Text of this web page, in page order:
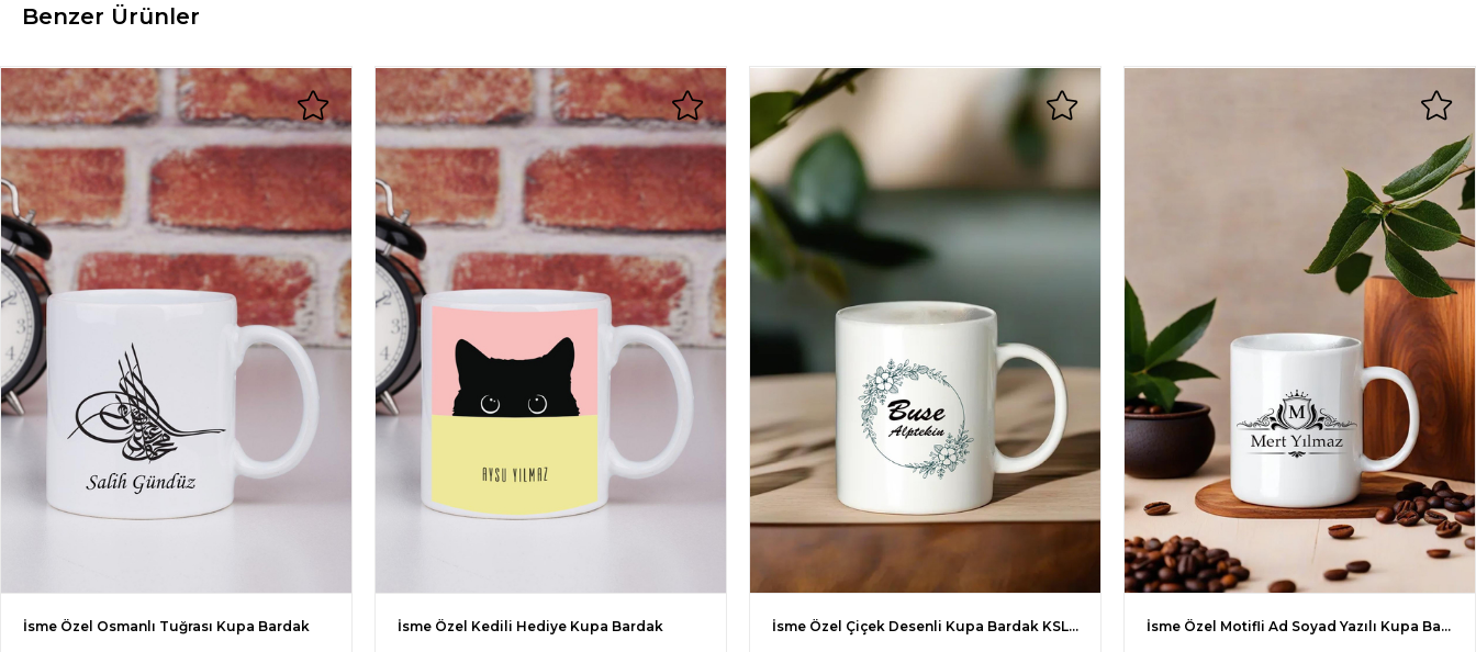
Benzer Ürünler
İsme Özel Osmanlı Tuğrası Kupa Bardak İsme Özel Kedili Hediye Kupa Bardak İsme Özel Çiçek Desenli Kupa Bardak KSL13 İsme Özel Motifli Ad Soyad Yazılı Kupa Bardak KSL31